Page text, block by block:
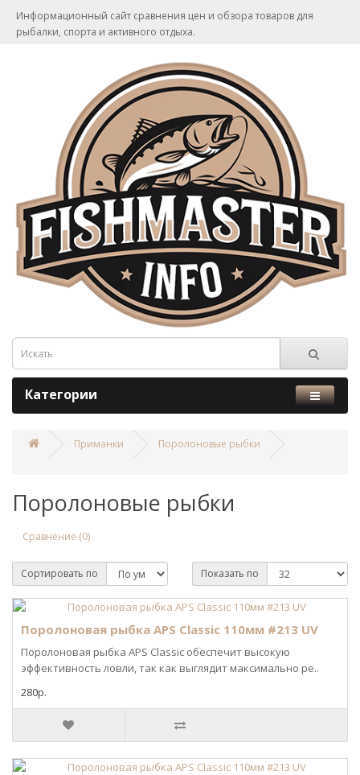
Информационный сайт сравнения цен и обзора товаров для
рыбалки, спорта и активного отдыха.
Категории
Приманки Поролоновые рыбки
Поролоновые рыбки
Сравнение (0)
Сортировать по Показать по
Поролоновая рыбка APS Classic 110мм #213 UV
Поролоновая рыбка APS Classic обеспечит высокую
эффективность ловли, так как выглядит максимально ре..
280р.